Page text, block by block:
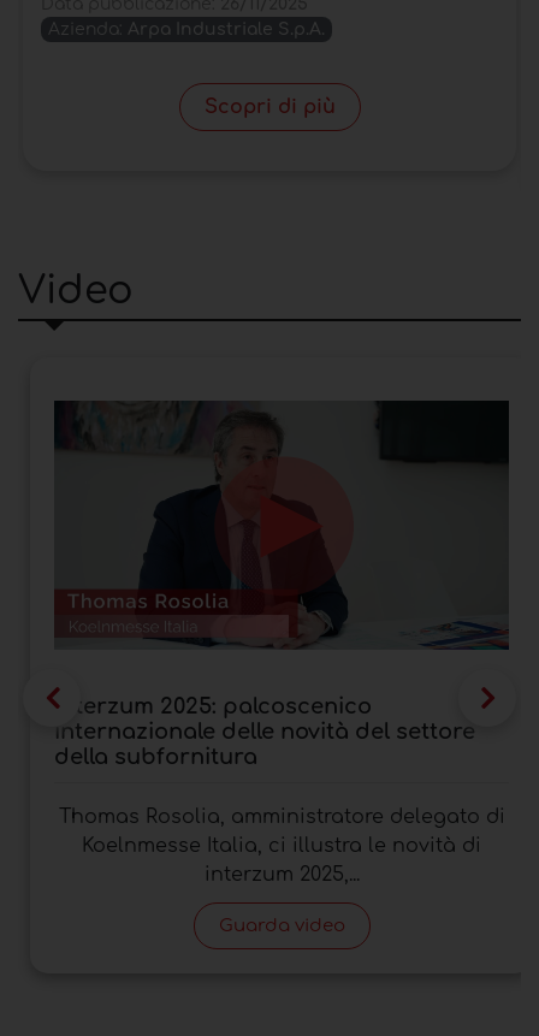
Azienda: Arpa Industriale S.p.A.
Scopri di più
Video
Interzum 2025: palcoscenico
internazionale delle novità del settore
della subfornitura
Thomas Rosolia, amministratore delegato di
Koelnmesse Italia, ci illustra le novità di
interzum 2025,...
Guarda video